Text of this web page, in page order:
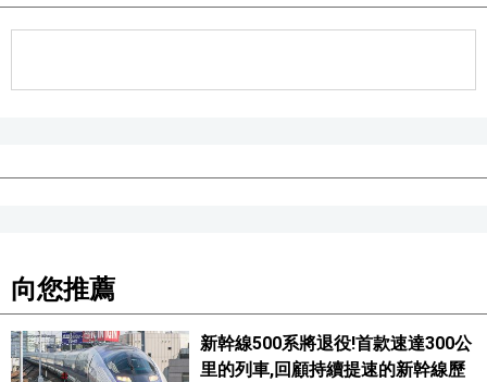
向您推薦
新幹線500系將退役!首款速達300公
里的列車,回顧持續提速的新幹線歷